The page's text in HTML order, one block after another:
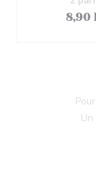
8,90